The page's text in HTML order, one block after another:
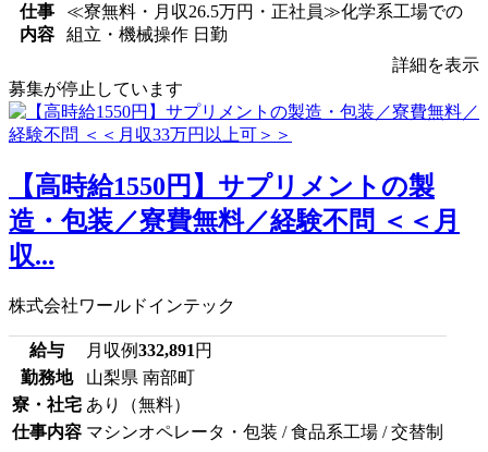
仕事
内容
≪寮無料・月収26.5万円・正社員≫化学系工場での
組立・機械操作 日勤
詳細を表示
募集が停止しています
【高時給1550円】サプリメントの製
造・包装／寮費無料／経験不問 ＜＜月
収...
株式会社ワールドインテック
給与 月収例332,891 円
勤務地
山梨県 南部町
寮・社宅 あり（無料）
仕事内容 マシンオペレータ・包装 / 食品系工場 / 交替制